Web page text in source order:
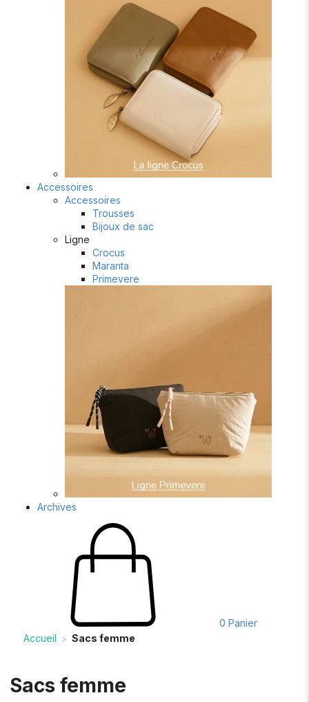
Accessoires
Accessoires
Trousses
Bijoux de sac
Ligne
Crocus
Maranta
Primevere
Archives
0 Panier
Accueil > Sacs femme
Sacs femme